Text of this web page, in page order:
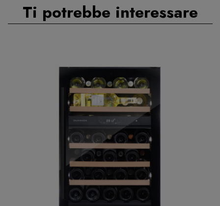
Ti potrebbe interessare